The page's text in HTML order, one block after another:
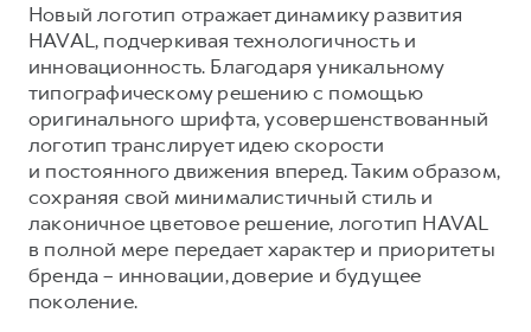
M6
от 2 049 000 ₽
JOLION
от 2 049 000 ₽
DARGO
от 3 199 000 ₽
DARGO X
от 3 499 000 ₽
Аксессуары HAVAL
Каталоги и прайс-листы
Программа «HAVAL Защита+»
Тест-драйв
Трейд-ин
КРЕДИТ И СТРАХОВАНИЕ
Кредитный калькулятор
Моторное масло
Стоимость ТО
СЕРВИСНОЕ ОБСЛУЖИВАНИЕ
Нулевое ТО
Программа «Помощь на дороге»
Регламенты технического обслуживания
Электронный ПТС
О GWM
ИНФОРМАЦИЯ О ДИЛЕРЕ
О дилере
Наша команда
Контакты
Новый логотип отражает динамику развития
HAVAL, подчеркивая технологичность и
инновационность. Благодаря уникальному
типографическому решению с помощью
оригинального шрифта, усовершенствованный
логотип транслирует идею скорости
и постоянного движения вперед. Таким образом,
сохраняя свой минималистичный стиль и
лаконичное цветовое решение, логотип HAVAL
в полной мере передает характер и приоритеты
бренда – инновации, доверие и будущее
поколение.